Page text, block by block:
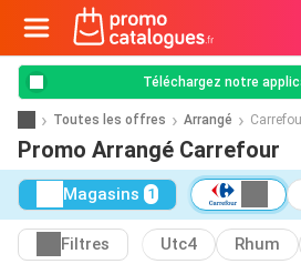
Téléchargez notre
Toutes les offres Arrangé
Promo Arrangé Carrefour
Magasins 1
Filtres Utc4 Rhum